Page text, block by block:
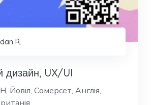
R.
дизайн, UX/UI
Йовіл, Сомерсет, Англія,